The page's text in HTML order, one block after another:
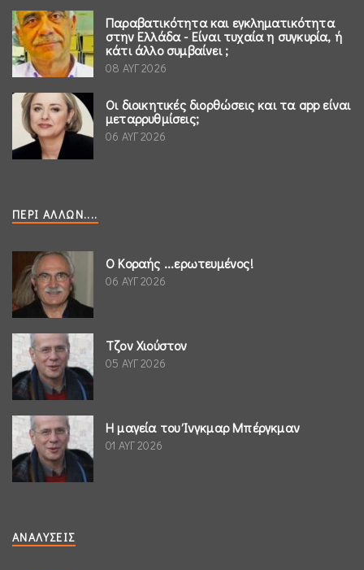
Παραβατικότητα και εγκληματικότητα
στην Ελλάδα - Είναι τυχαία η συγκυρία, ή
κάτι άλλο συμβαίνει ;
08 ΑΥΓ 2026
Οι διοικητικές διορθώσεις και τα app είναι
μεταρρυθμίσεις;
06 ΑΥΓ 2026
ΠΕΡΊ ΆΛΛΩΝ....
Ο Κοραής ...ερωτευμένος!
06 ΑΥΓ 2026
Τζον Χιούστον
05 ΑΥΓ 2026
Η μαγεία του Ίνγκμαρ Μπέργκμαν
01 ΑΥΓ 2026
ΑΝΑΛΎΣΕΙΣ